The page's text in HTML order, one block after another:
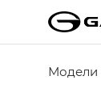
Модели